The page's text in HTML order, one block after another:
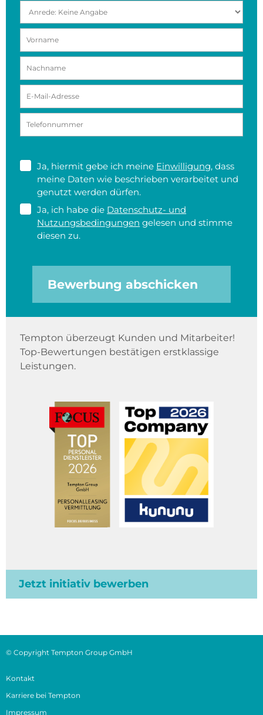
Ja, hiermit gebe ich meine Einwilligung, dass
meine Daten wie beschrieben verarbeitet und
genutzt werden dürfen.
Ja, ich habe die Datenschutz- und
Nutzungsbedingungen gelesen und stimme
diesen zu.
Bewerbung abschicken
Tempton überzeugt Kunden und Mitarbeiter!
Top-Bewertungen bestätigen erstklassige
Leistungen.
Jetzt initiativ bewerben
© Copyright Tempton Group GmbH
Kontakt
Karriere bei Tempton
Impressum